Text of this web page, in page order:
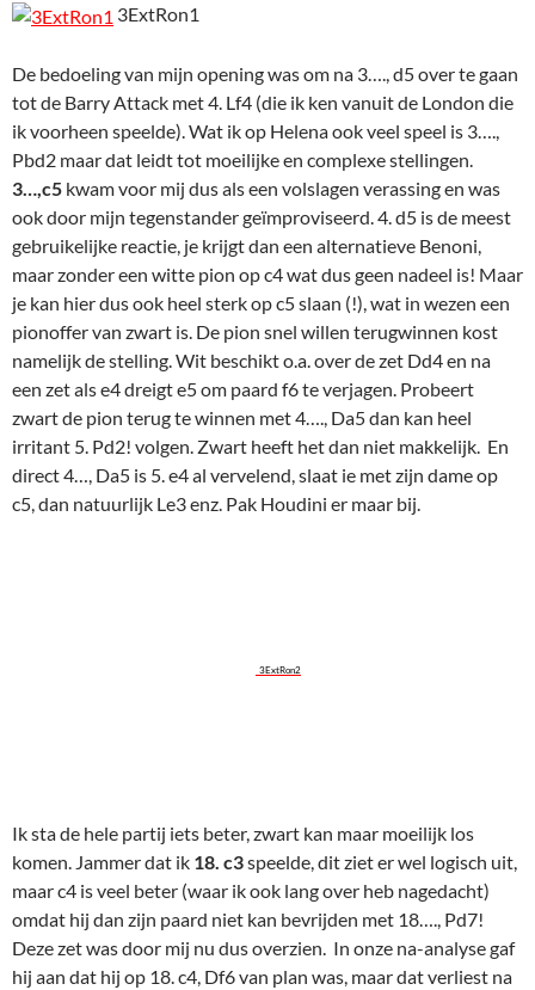
3ExtRon1
De bedoeling van mijn opening was om na 3…., d5 over te gaan
tot de Barry Attack met 4. Lf4 (die ik ken vanuit de London die
ik voorheen speelde). Wat ik op Helena ook veel speel is 3….,
Pbd2 maar dat leidt tot moeilijke en complexe stellingen.
3…,c5 kwam voor mij dus als een volslagen verassing en was
ook door mijn tegenstander geïmproviseerd. 4. d5 is de meest
gebruikelijke reactie, je krijgt dan een alternatieve Benoni,
maar zonder een witte pion op c4 wat dus geen nadeel is! Maar
je kan hier dus ook heel sterk op c5 slaan (!), wat in wezen een
pionoffer van zwart is. De pion snel willen terugwinnen kost
namelijk de stelling. Wit beschikt o.a. over de zet Dd4 en na
een zet als e4 dreigt e5 om paard f6 te verjagen. Probeert
zwart de pion terug te winnen met 4…., Da5 dan kan heel
irritant 5. Pd2! volgen. Zwart heeft het dan niet makkelijk. En
direct 4…, Da5 is 5. e4 al vervelend, slaat ie met zijn dame op
c5, dan natuurlijk Le3 enz. Pak Houdini er maar bij.
3ExtRon2
Ik sta de hele partij iets beter, zwart kan maar moeilijk los
komen. Jammer dat ik 18. c3speelde, dit ziet er wel logisch uit,
maar c4 is veel beter (waar ik ook lang over heb nagedacht)
omdat hij dan zijn paard niet kan bevrijden met 18…., Pd7!
Deze zet was door mij nu dus overzien. In onze na-analyse gaf
hij aan dat hij op 18. c4, Df6 van plan was, maar dat verliest na